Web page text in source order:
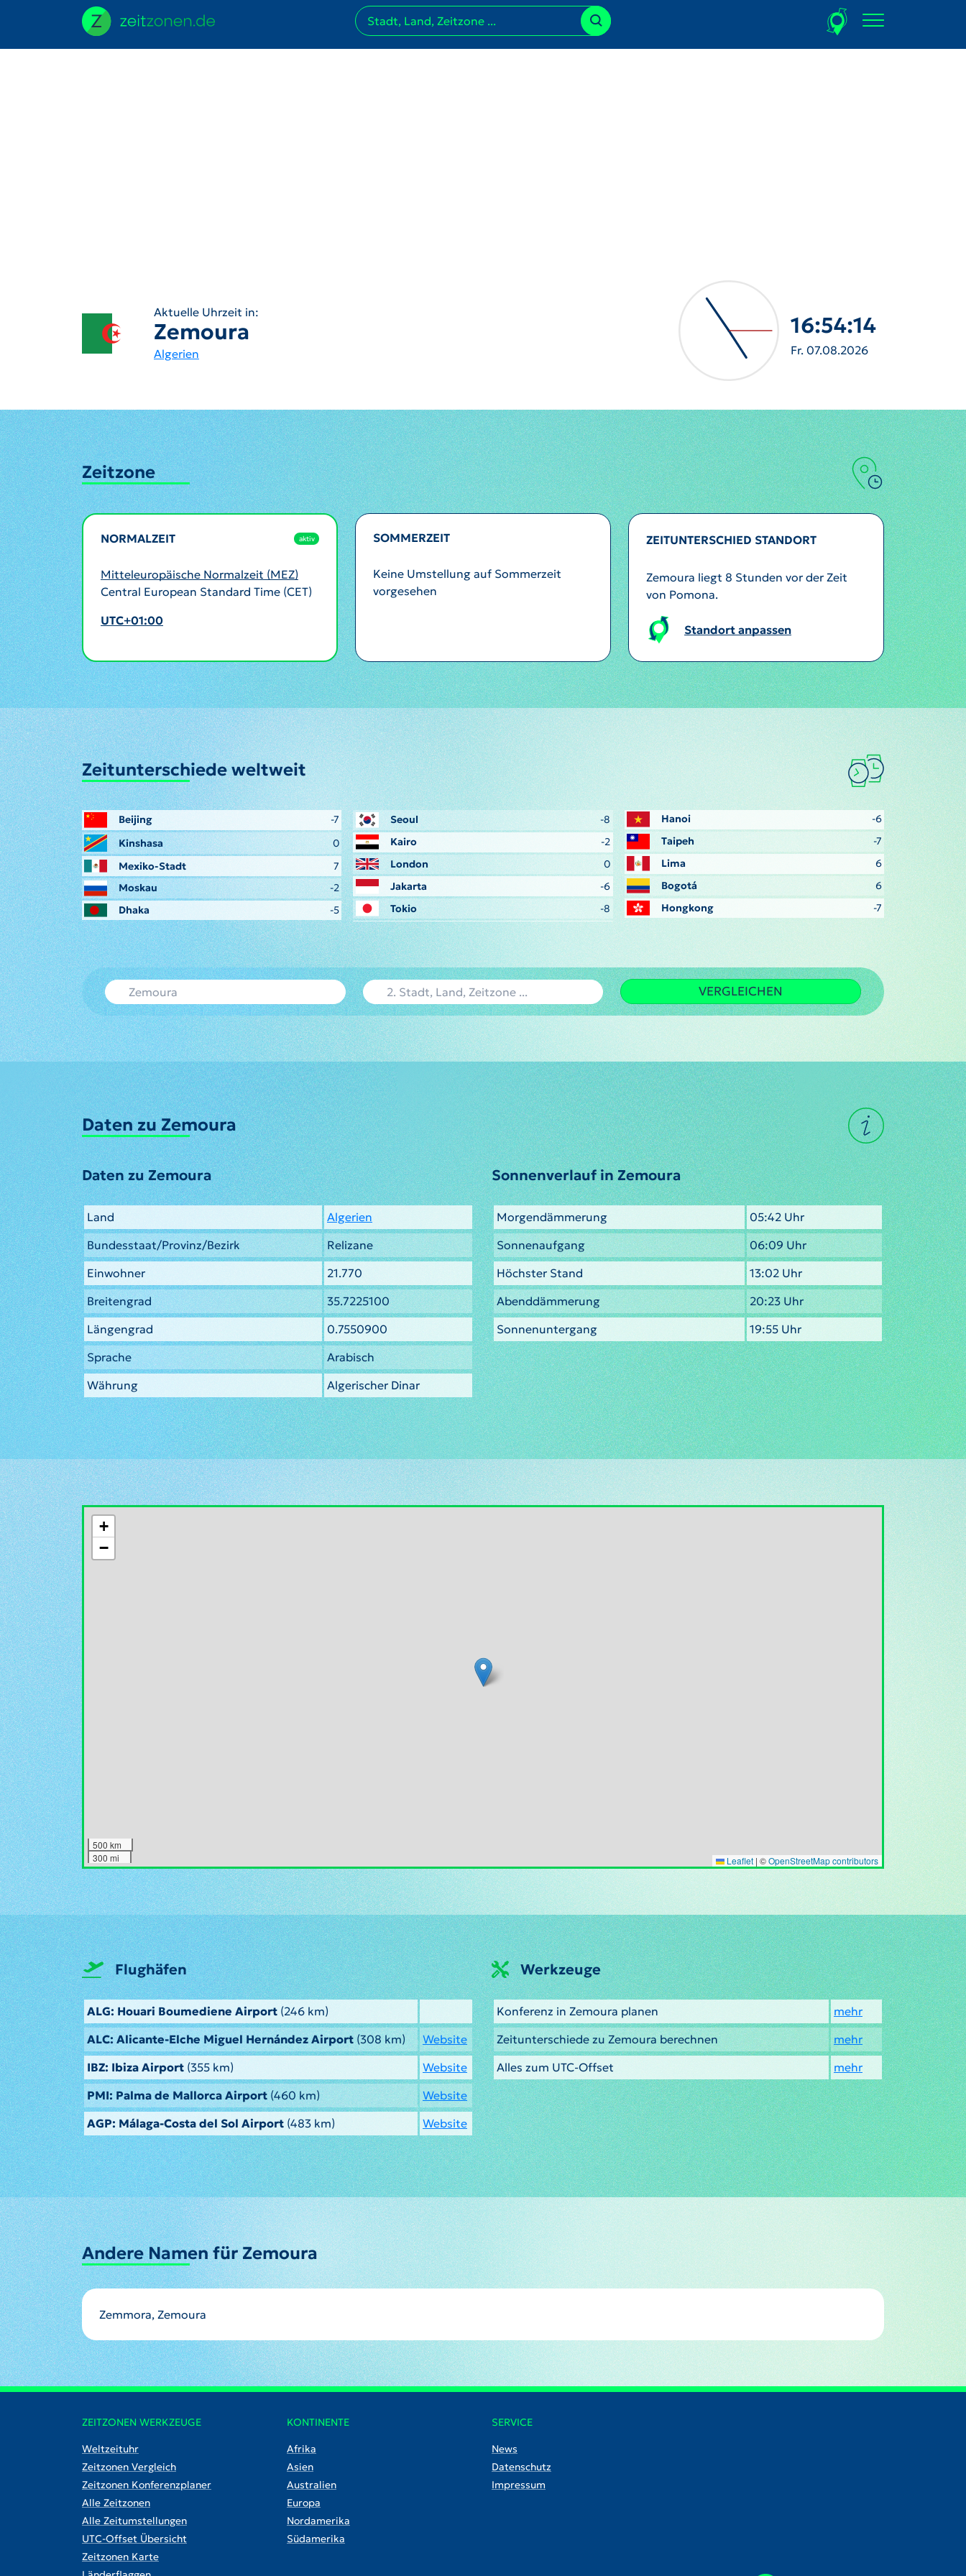
Aktuelle Uhrzeit in:
Zemoura
Algerien
16:54:17
Fr. 07.08.2026
Zeitzone
NORMALZEIT aktiv
Mitteleuropäische Normalzeit (MEZ)
Central European Standard Time (CET)
UTC+01:00
SOMMERZEIT
Keine Umstellung auf Sommerzeit
vorgesehen
ZEITUNTERSCHIED STANDORT
Zemoura liegt 8 Stunden vor der Zeit
von Pomona.
Standort anpassen
Zeitunterschiede weltweit
Beijing
-7
Kinshasa
0
Mexiko-Stadt
7
Moskau
-2
Dhaka
-5
Seoul
-8
Kairo
-2
London
0
Jakarta
-6
Tokio
-8
Hanoi
-6
Taipeh
-7
Lima
6
Bogotá
6
Hongkong
-7
VERGLEICHEN
Daten zu Zemoura
Daten zu Zemoura
Land
Algerien
Bundesstaat/Provinz/Bezirk
Relizane
Einwohner
21.770
Breitengrad
35.7225100
Längengrad
0.7550900
Sprache
Arabisch
Währung
Algerischer Dinar
Sonnenverlauf in Zemoura
Morgendämmerung
05:42 Uhr
Sonnenaufgang
06:09 Uhr
Höchster Stand
13:02 Uhr
Abenddämmerung
20:23 Uhr
Sonnenuntergang
19:55 Uhr
+
−
500 km
300 mi
Leaflet | ©OpenStreetMap contributors
Flughäfen
ALG: Houari Boumediene Airport (246 km)
ALC: Alicante-Elche Miguel Hernández Airport(308 km)
Website
IBZ: Ibiza Airport (355 km)
Website
PMI: Palma de Mallorca Airport(460 km)
Website
AGP: Málaga-Costa del Sol Airport (483 km) Website
Werkzeuge
Konferenz in Zemoura planen
mehr
Zeitunterschiede zu Zemoura berechnen
mehr
Alles zum UTC-Offset
mehr
Andere Namen für Zemoura
Zemmora, Zemoura
ZEITZONEN WERKZEUGE
Weltzeituhr
Zeitzonen Vergleich
Zeitzonen Konferenzplaner
Alle Zeitzonen
Alle Zeitumstellungen
UTC-Offset Übersicht
Zeitzonen Karte
KONTINENTE
Afrika
Asien
Australien
Europa
Nordamerika
Südamerika
SERVICE
News
Datenschutz
Impressum